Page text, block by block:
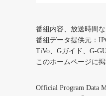
番組内容、放送時間
番組データ提供元：
TiVo、Gガイド、G-
このホームページに
Official Program Data